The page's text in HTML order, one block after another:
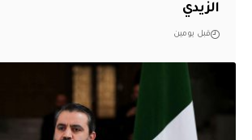
الزيدي
قبل يومين